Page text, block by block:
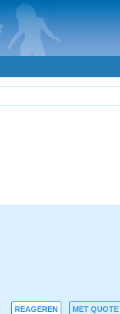
REAGEREN MET QUOTE